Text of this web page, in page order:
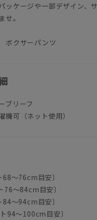
ッケージや一部デザイン、
せ。
クサーパンツ
ブリーフ
機可（ネット使用）
68～76cm目安〕
76～84cm目安〕
84～94cm目安〕
94～100cm目安〕